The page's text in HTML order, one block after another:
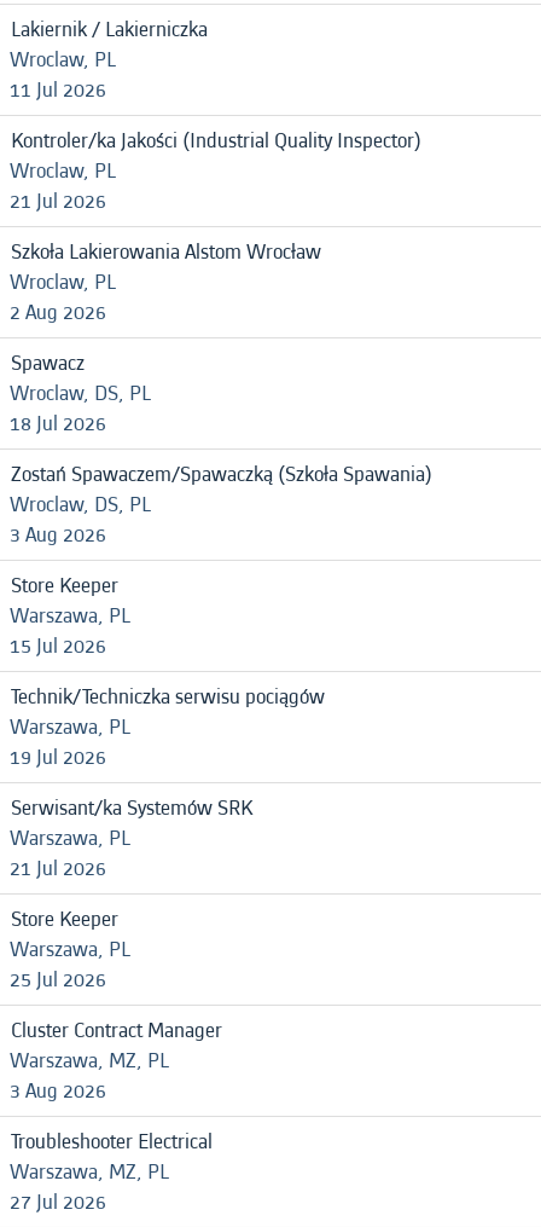
Lakiernik / Lakierniczka
Wroclaw, PL
11 Jul 2026
Kontroler/ka Jakości (Industrial Quality Inspector)
Wroclaw, PL
21 Jul 2026
Szkoła Lakierowania Alstom Wrocław
Wroclaw, PL
2 Aug 2026
Spawacz
Wroclaw, DS, PL
18 Jul 2026
Zostań Spawaczem/Spawaczką (Szkoła Spawania)
Wroclaw, DS, PL
3 Aug 2026
Store Keeper
Warszawa, PL
15 Jul 2026
Technik/Techniczka serwisu pociągów
Warszawa, PL
19 Jul 2026
Serwisant/ka Systemów SRK
Warszawa, PL
21 Jul 2026
Store Keeper
Warszawa, PL
25 Jul 2026
Cluster Contract Manager
Warszawa, MZ, PL
3 Aug 2026
Troubleshooter Electrical
Warszawa, MZ, PL
27 Jul 2026